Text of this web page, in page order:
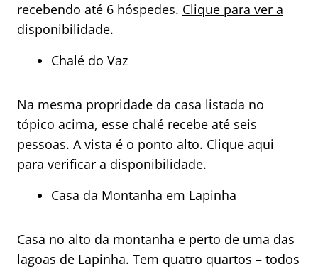
recebendo até 6 hóspedes. Clique para ver a
disponibilidade.
Chalé do Vaz
Na mesma propridade da casa listada no
tópico acima, esse chalé recebe até seis
pessoas. A vista é o ponto alto. Clique aqui
para verificar a disponibilidade.
Casa da Montanha em Lapinha
Casa no alto da montanha e perto de uma das
lagoas de Lapinha. Tem quatro quartos – todos